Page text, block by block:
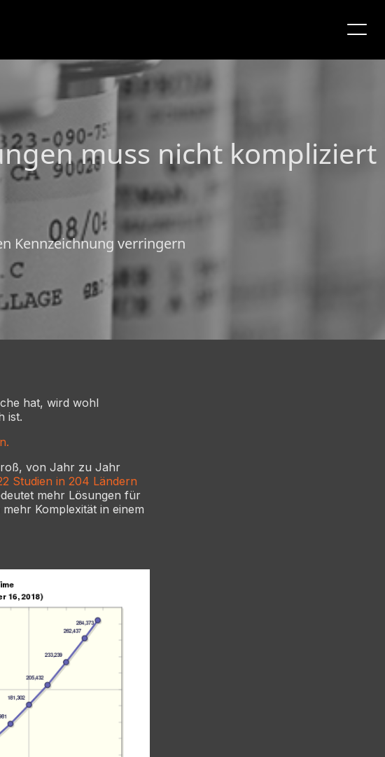
muss nicht kompliziert
Kennzeichnung verringern
hat, wird wohl
ist.
von Jahr zu Jahr
Studien in 204 Ländern
mehr Lösungen für
Komplexität in einem